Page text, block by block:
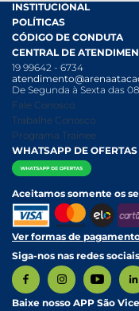
INSTITUCIONAL
Arena Mais
Fácil Pra Pagar
Ofertas
Folheto
Nossas Lojas
Nossa História
Relatório Transparência
POLÍTICAS
Termos de uso
Política de Trocas e
Política de Privacidade
Política Anticorrupção
Política de entrega e
Política de Pagamento
CÓDIGO DE CONDUTA
Código de conduta PDF
Canal de Denúncias
Canal de Denúncias da
CENTRAL DE
19 99642 - 6734
De Segunda à Sexta das
Fale Conosco
Trabalhe Conosco
Programa Trainee
WHATSAPP DE OFERTAS
Aceitamos somente os
Ver formas de
Siga-nos nas redes sociais
Baixe nosso APP São